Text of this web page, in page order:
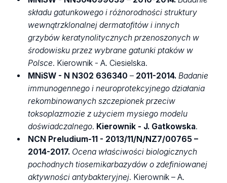
składu gatunkowego i różnorodności struktury
wewnątrzklonalnej dermatofitów i innych
grzybów keratynolitycznych przenoszonych w
środowisku przez wybrane gatunki ptaków w
Polsce. Kierownik - A. Ciesielska.
MNiSW - N N302 636340 – 2011-2014.Badanie
immunogennego i neuroprotekcyjnego działania
rekombinowanych szczepionek przeciw
toksoplazmozie z użyciem mysiego modelu
doświadczalnego. Kierownik - J. Gatkowska.
NCN Preludium-11 - 2013/11/N/NZ7/00765 –
2014-2017. Ocena właściwości biologicznych
pochodnych tiosemikarbazydów o zdefiniowanej
aktywności antybakteryjnej. Kierownik – A.